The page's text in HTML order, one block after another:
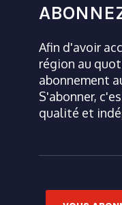
Afin d'avoir
région au
abonnement
S'abonner,
qualité et